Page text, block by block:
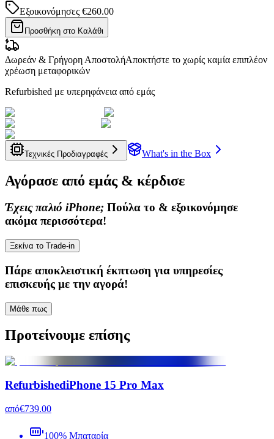
Εξοικονόμησες €260.00
Προσθήκη στο Καλάθι
Δωρεάν & Γρήγορη ΑποστολήΑποκτήστε το χωρίς καμία επιπλέον
χρέωση μεταφορικών
Refurbished με υπερηφάνεια από εμάς
Τεχνικές Προδιαγραφές What's in the Box
Αγόρασε από εμάς & κέρδισε
Έχεις παλιό iPhone; Πούλα το & εξοικονόμησε
ακόμα περισσότερα!
Ξεκίνα το Trade-in
Πάρε αποκλειστική έκπτωση για υπηρεσίες
επισκευής με την αγορά!
Μάθε πως
Προτείνουμε επίσης
RefurbishediPhone 15 Pro Max
από€739.00
100% Μπαταρία